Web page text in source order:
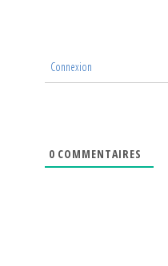
Connexion
0COMMENTAIRES